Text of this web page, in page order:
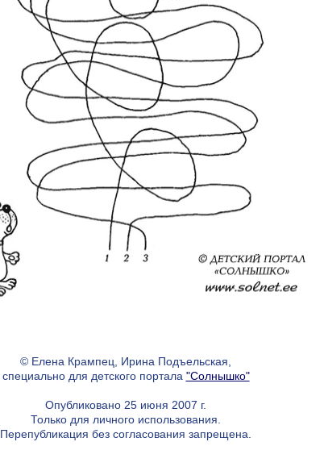
© Елена Крампец, Ирина Подъельская,
специально для детского портала "Солнышко"
Опубликовано 25 июня 2007 г.
Только для личного использования.
Перепубликация без согласования запрещена.